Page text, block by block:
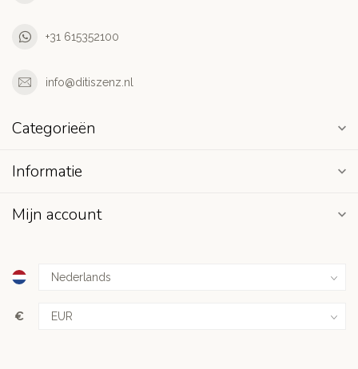
+31 615352100
info@ditiszenz.nl
Categorieën
Informatie
Mijn account
€